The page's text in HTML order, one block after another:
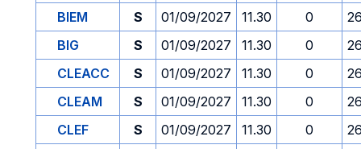
BIEM S 01/09/2027 11.30 0
BIG
S 01/09/2027 11.30 0
CLEACC
S 01/09/2027 11.30 0
CLEAM
S 01/09/2027 11.30 0
CLEF
S 01/09/2027 11.30 0